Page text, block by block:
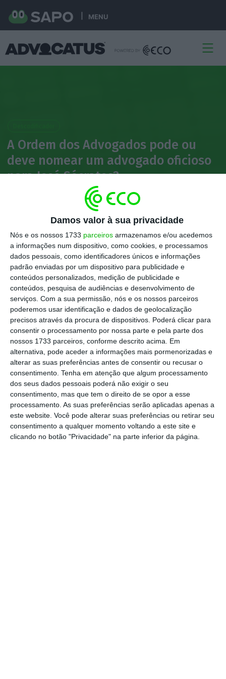
Damos valor à sua privacidade
Nós e os nossos 1733 parceiros armazenamos e/ou acedemos
a informações num dispositivo, como cookies, e processamos
dados pessoais, como identificadores únicos e informações
padrão enviadas por um dispositivo para publicidade e
conteúdos personalizados, medição de publicidade e
conteúdos, pesquisa de audiências e desenvolvimento de
serviços. Com a sua permissão, nós e os nossos parceiros
poderemos usar identificação e dados de geolocalização
precisos através da procura de dispositivos. Poderá clicar para
consentir o processamento por nossa parte e pela parte dos
nossos 1733 parceiros, conforme descrito acima. Em
alternativa, pode aceder a informações mais pormenorizadas e
alterar as suas preferências antes de consentir ou recusar o
consentimento. Tenha em atenção que algum processamento
dos seus dados pessoais poderá não exigir o seu
consentimento, mas que tem o direito de se opor a esse
processamento. As suas preferências serão aplicadas apenas a
este website. Você pode alterar suas preferências ou retirar seu
consentimento a qualquer momento voltando a este site e
clicando no botão "Privacidade" na parte inferior da página.
MENU
A Ordem dos Advogados pode ou
deve nomear um advogado oficioso
para José Sócrates?
Filipa Ambrósio de Sousa
24 Fevereiro 2026
Sócrates ficou novamente sem advogado de defesa
no processo Marquês. O Tribunal vai pedir à Ordem
dos Advogados que seja nomeado um oficioso. Será
que pode, segundo regras do apoio judiciário?
Ver Descodificador
A escolha de um advogado oficioso para José Sócrates pela
Ordem é aleatória?
Pode ser escolhido qualquer advogado que esteja inscrito
na Ordem para oficioso?
O advogado nomeado pela Ordem é obrigado a aceitar ou
pode recusar?